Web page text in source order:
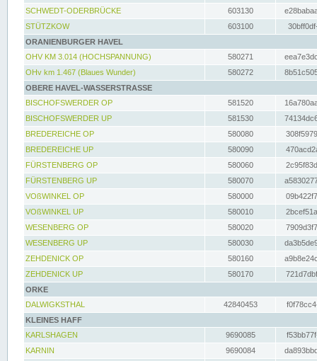
SCHWEDT-ODERBRÜCKE
603130
STÜTZKOW
603100
ORANIENBURGER HAVEL
OHV KM 3.014 (HOCHSPANNUNG)
580271
OHv km 1.467 (Blaues Wunder)
580272
OBERE HAVEL-WASSERSTRASSE
BISCHOFSWERDER OP
581520
BISCHOFSWERDER UP
581530
BREDEREICHE OP
580080
BREDEREICHE UP
580090
FÜRSTENBERG OP
580060
FÜRSTENBERG UP
580070
VOßWINKEL OP
580000
VOßWINKEL UP
580010
WESENBERG OP
580020
WESENBERG UP
580030
ZEHDENICK OP
580160
ZEHDENICK UP
580170
ORKE
DALWIGKSTHAL
42840453
KLEINES HAFF
KARLSHAGEN
9690085
KARNIN
9690084